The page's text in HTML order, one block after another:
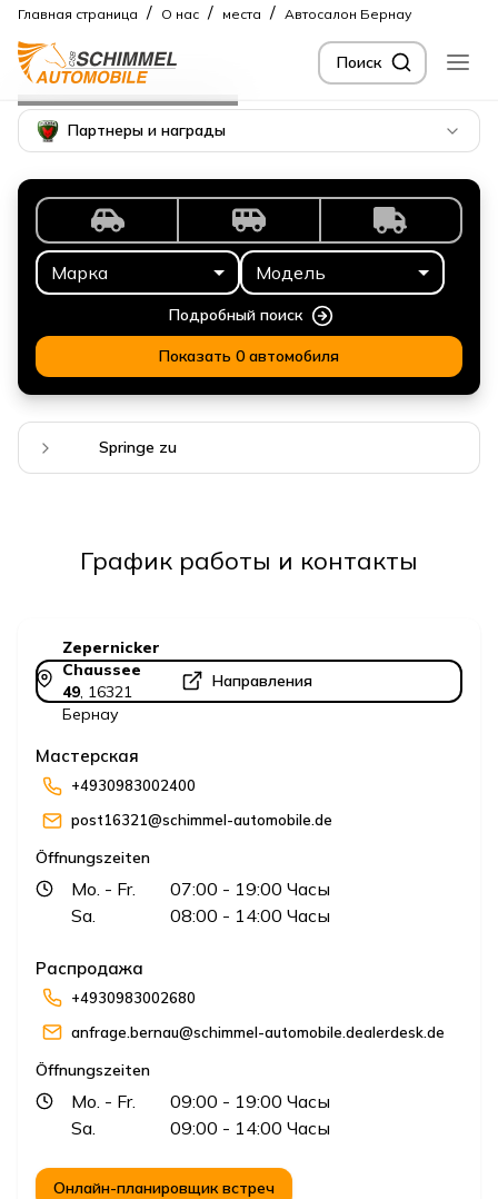
Главная страница / О нас / места / Автосалон Бернау
Поиск
Местоположение
Бернау
Партнеры и награды
Марка Модель
Подробный поиск
Показать 0 автомобиля
Springe zu
График работы и контакты
Zepernicker
Chaussee
49, 16321
Бернау
Направления
Мастерская
+4930983002400
post16321@schimmel-automobile.de
Öffnungszeiten
Mo. - Fr. 07:00 - 19:00 Часы
Sa.
08:00 - 14:00 Часы
Распродажа
+4930983002680
anfrage.bernau@schimmel-automobile.dealerdesk.de
Öffnungszeiten
Mo. - Fr. 09:00 - 19:00 Часы
Sa.
09:00 - 14:00 Часы
Онлайн-планировщик встреч